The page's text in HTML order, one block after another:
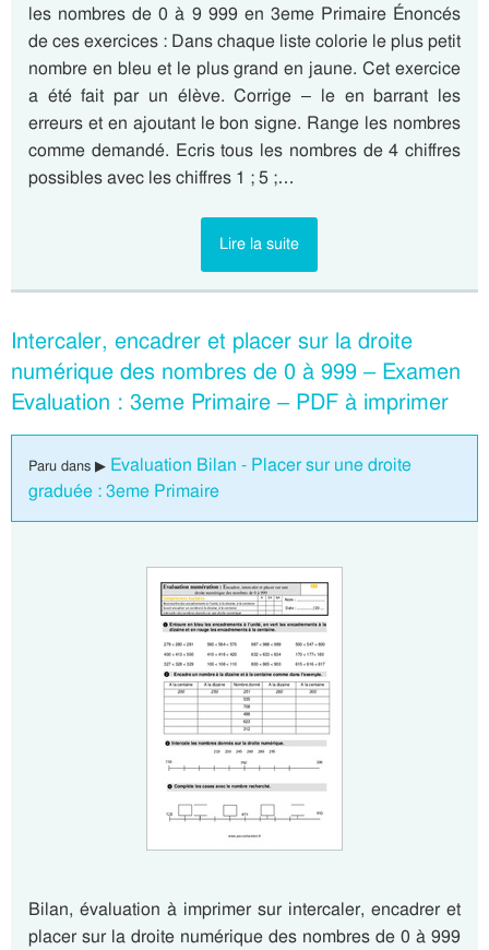
les nombres de 0 à 9 999 en 3eme Primaire Énoncés
de ces exercices : Dans chaque liste colorie le plus petit
nombre en bleu et le plus grand en jaune. Cet exercice
a été fait par un élève. Corrige – le en barrant les
erreurs et en ajoutant le bon signe. Range les nombres
comme demandé. Ecris tous les nombres de 4 chiffres
possibles avec les chiffres 1 ; 5 ;…
Lire la suite
Intercaler, encadrer et placer sur la droite
numérique des nombres de 0 à 999 – Examen
Evaluation : 3eme Primaire – PDF à imprimer
Paru dans ▶ Evaluation Bilan - Placer sur une droite
graduée : 3eme Primaire
Bilan, évaluation à imprimer sur intercaler, encadrer et
placer sur la droite numérique des nombres de 0 à 999